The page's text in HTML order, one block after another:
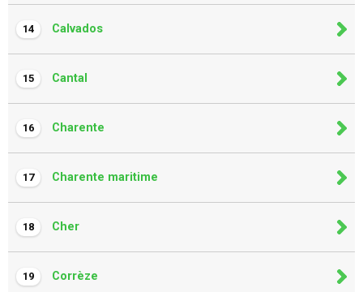
14 Calvados
15 Cantal
16 Charente
17 Charente maritime
18 Cher
19 Corrèze